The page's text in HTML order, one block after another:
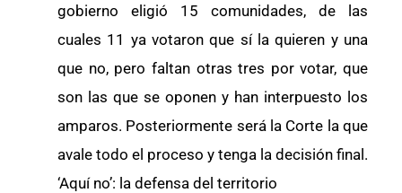
gobierno eligió 15 comunidades, de las
cuales 11 ya votaron que sí la quieren y una
que no, pero faltan otras tres por votar, que
son las que se oponen y han interpuesto los
amparos. Posteriormente será la Corte la que
avale todo el proceso y tenga la decisión final.
‘Aquí no’: la defensa del territorio